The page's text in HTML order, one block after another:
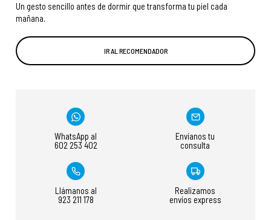
Un gesto sencillo antes de dormir que transforma tu piel cada
mañana.
IR AL RECOMENDADOR
WhatsApp al
602 253 402
Envíanos tu
consulta
Llámanos al
923 211 178
Realizamos
envíos express